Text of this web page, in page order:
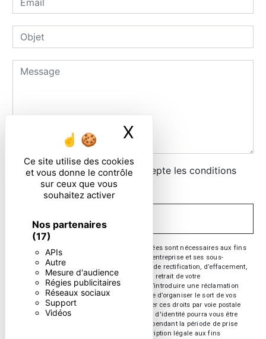
Ce site utilise des cookies
et vous donne le contrôle
sur ceux que vous
souhaitez activer
Nos partenaires
(17)
APIs
Autre
Mesure d'audience
Régies publicitaires
Réseaux sociaux
Support
Vidéos
X
En cochant cette case, j'accepte les conditions
particulières ci-dessous **
** Les données personnelles communiquées sont nécessaires aux fins
de vous contacter. Elles sont destinées à l'entreprise et ses sous-
traitants. Vous disposez de droits d’accès, de rectification, d’effacement,
de portabilité, de limitation, d’opposition, de retrait de votre
consentement à tout moment et du droit d’introduire une réclamation
auprès d’une autorité de contrôle, ainsi que d’organiser le sort de vos
données post-mortem. Vous pouvez exercer ces droits par voie postale
ou par courrier électronique. Un justificatif d'identité pourra vous être
demandé. Nous conservons vos données pendant la période de prise
de contact puis pendant la durée de prescription légale aux fins